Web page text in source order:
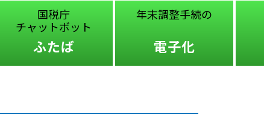
国税庁
チャットボット
ふたば
年末調整手続の
電子化